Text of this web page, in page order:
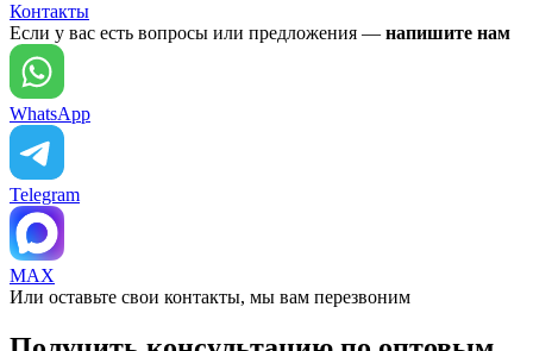
Контакты
Если у вас есть вопросы или предложения — напишите нам
WhatsApp
Telegram
MAX
Или оставьте свои контакты, мы вам перезвоним